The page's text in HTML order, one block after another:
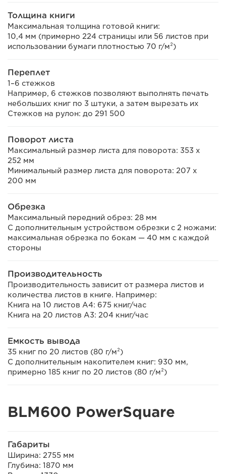
Толщина книги
Максимальная толщина готовой книги:
10,4 мм (примерно 224 страницы или 56 листов при
использовании бумаги плотностью 70 г/м²)
Переплет
1–6 стежков
Например, 6 стежков позволяют выполнять печать
небольших книг по 3 штуки, а затем вырезать их
Стежков на рулон: до 291 500
Поворот листа
Максимальный размер листа для поворота: 353 x
252 мм
Минимальный размер листа для поворота: 207 x
200 мм
Обрезка
Максимальный передний обрез: 28 мм
С дополнительным устройством обрезки с 2 ножами:
максимальная обрезка по бокам — 40 мм с каждой
стороны
Производительность
Производительность зависит от размера листов и
количества листов в книге. Например:
Книга на 10 листов A4: 675 книг/час
Книга на 20 листов A3: 204 книг/час
Емкость вывода
35 книг по 20 листов (80 г/м²)
С дополнительным накопителем книг: 930 мм,
примерно 185 книг по 20 листов (80 г/м²)
BLM600 PowerSquare
Габариты
Ширина: 2755 мм
Глубина: 1870 мм